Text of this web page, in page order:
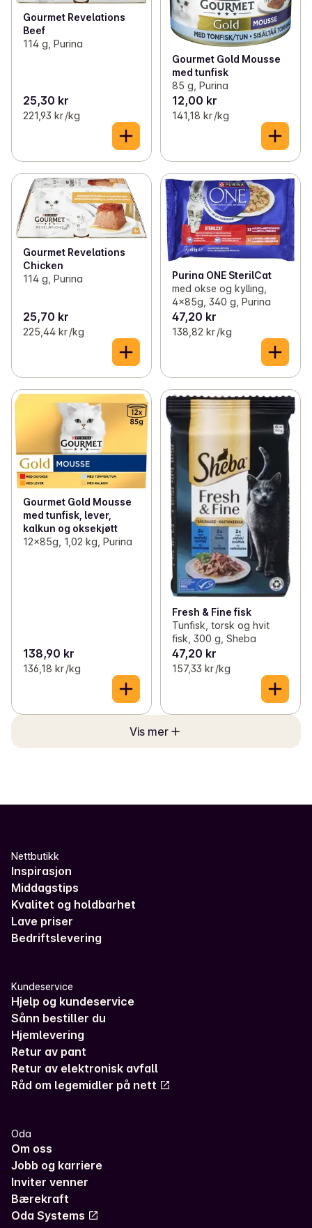
Gourmet Revelations
Beef
114 g, Purina
25,30 kr
221,93 kr /kg
Gourmet Gold Mousse
med tunfisk
85 g, Purina
12,00 kr
141,18 kr /kg
Gourmet Revelations
Chicken
114 g, Purina
25,70 kr
225,44 kr /kg
Purina ONE SterilCat
med okse og kylling,
4x85g, 340 g, Purina
47,20 kr
138,82 kr /kg
Gourmet Gold Mousse
med tunfisk, lever,
kalkun og oksekjøtt
12x85g, 1,02 kg, Purina
138,90 kr
136,18 kr /kg
Fresh & Fine fisk
Tunfisk, torsk og hvit
fisk, 300 g, Sheba
47,20 kr
157,33 kr /kg
Vis mer
Nettbutikk
Inspirasjon
Middagstips
Kvalitet og holdbarhet
Lave priser
Bedriftslevering
Kundeservice
Hjelp og kundeservice
Sånn bestiller du
Hjemlevering
Retur av pant
Retur av elektronisk avfall
Råd om legemidler på nett
Oda
Om oss
Jobb og karriere
Inviter venner
Bærekraft
Oda Systems